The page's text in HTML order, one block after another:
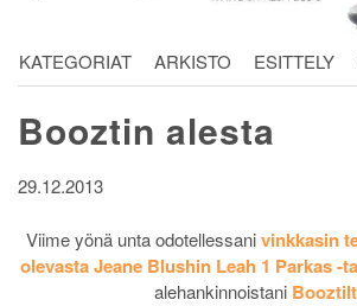
KATEGORIAT ARKISTO ESITTELY
Booztin alesta
29.12.2013
Viime yönä unta odotellessanivinkkasin
olevasta Jeane Blushin Leah 1 Parkas -
alehankinnoistani